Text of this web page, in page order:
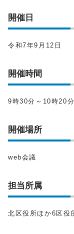
開催日
令和7年9月12日
開催時間
9時30分～10時20分
開催場所
web会議
担当所属
北区役所ほか6区役